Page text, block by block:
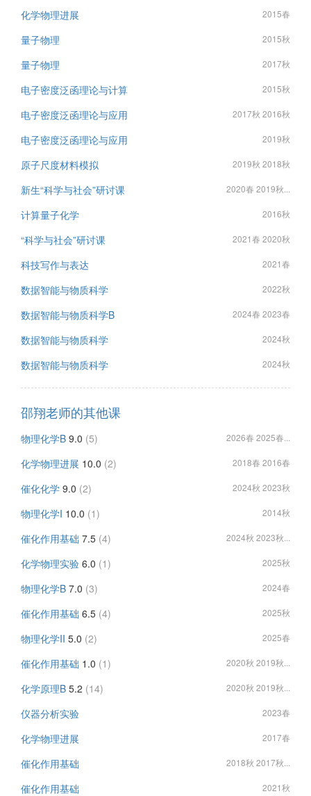
化学物理进展 2015春
量子物理 2015秋
量子物理 2017秋
电子密度泛函理论与计算 2015秋
电子密度泛函理论与应用 2017秋 2016秋
电子密度泛函理论与应用 2019秋
原子尺度材料模拟 2019秋 2018秋
新生“科学与社会”研讨课 2020春 2019秋...
计算量子化学 2016秋
“科学与社会”研讨课 2021春 2020秋
科技写作与表达 2021春
数据智能与物质科学 2022秋
数据智能与物质科学B 2024春 2023春
数据智能与物质科学 2024秋
数据智能与物质科学 2024秋
邵翔老师的其他课
物理化学B 9.0 (5) 2026春 2025春...
化学物理进展 10.0 (2) 2018春 2016春
催化化学 9.0 (2) 2024秋 2023秋
物理化学I 10.0 (1) 2014秋
催化作用基础 7.5 (4) 2024秋 2023秋...
化学物理实验 6.0 (1) 2025秋
物理化学B 7.0 (3) 2024春
催化作用基础 6.5 (4) 2025秋
物理化学II 5.0 (2) 2025春
催化作用基础 1.0 (1) 2020秋 2019秋...
化学原理B 5.2 (14) 2020秋 2019秋...
仪器分析实验 2023春
化学物理进展 2017春
催化作用基础 2018秋 2017秋...
催化作用基础 2021秋